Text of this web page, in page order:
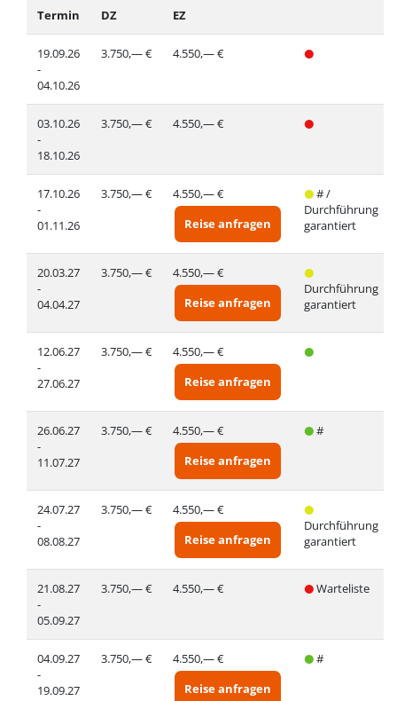
Termin DZ EZ
19.09.26
-
04.10.26
3.750,— € 4.550,— €
03.10.26
-
18.10.26
3.750,— € 4.550,— €
17.10.26
-
01.11.26
3.750,— €
4.550,— €
Reise anfragen
# /
Durchführung
garantiert
20.03.27
-
04.04.27
3.750,— €
4.550,— €
Reise anfragen
Durchführung
garantiert
12.06.27
-
27.06.27
3.750,— €
4.550,— €
Reise anfragen
26.06.27
-
11.07.27
3.750,— €
4.550,— €
Reise anfragen
#
24.07.27
-
08.08.27
3.750,— €
4.550,— €
Reise anfragen
Durchführung
garantiert
21.08.27
-
05.09.27
3.750,— € 4.550,— € Warteliste
04.09.27
-
19.09.27
3.750,— €
4.550,— €
Reise anfragen
#